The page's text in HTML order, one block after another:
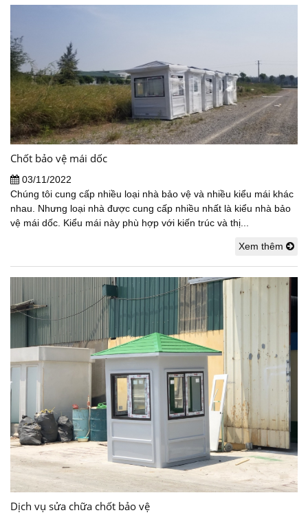
Chốt bảo vệ mái dốc
03/11/2022
Chúng tôi cung cấp nhiều loại nhà bảo vệ và nhiều kiểu mái khác
nhau. Nhưng loại nhà được cung cấp nhiều nhất là kiểu nhà bảo
vệ mái dốc. Kiểu mái này phù hợp với kiến trúc và thị...
Xem thêm
Dịch vụ sửa chữa chốt bảo vệ